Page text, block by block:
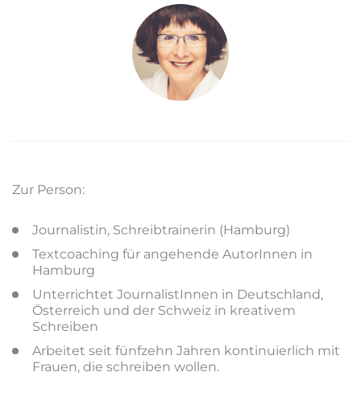
Zur Person:
Journalistin, Schreibtrainerin (Hamburg)
Textcoaching für angehende AutorInnen in
Hamburg
Unterrichtet JournalistInnen in Deutschland,
Österreich und der Schweiz in kreativem
Schreiben
Arbeitet seit fünfzehn Jahren kontinuierlich mit
Frauen, die schreiben wollen.